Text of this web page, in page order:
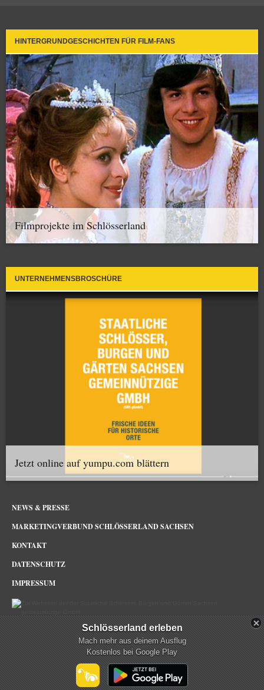
HINTERGRUNDGESCHICHTEN FÜR FILM-FANS
Filmprojekte im Schlösserland
UNTERNEHMENSBROSCHÜRE
Jetzt online auf yumpu.com blättern
NEWS & PRESSE
MARKETINGVERBUND SCHLÖSSERLAND SACHSEN
KONTAKT
DATENSCHUTZ
IMPRESSUM
Schlösserland Sachsen im Netz
Schlösserland erleben
Mach mehr aus deinem Ausflug
Kostenlos bei Google Play
mehr